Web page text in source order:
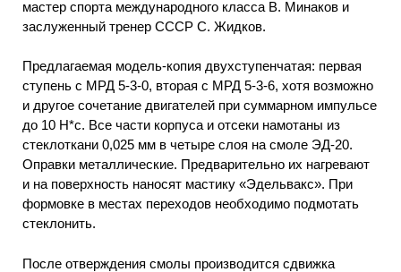
мастер спорта международного класса В. Минаков и
заслуженный тренер СССР С. Жидков.
Предлагаемая модель-копия двухступенчатая: первая
ступень с МРД 5-3-0, вторая с МРД 5-3-6, хотя возможно
и другое сочетание двигателей при суммарном импульсе
до 10 Н*с. Все части корпуса и отсеки намотаны из
стеклоткани 0,025 мм в четыре слоя на смоле ЭД-20.
Оправки металлические. Предварительно их нагревают
и на поверхность наносят мастику «Эдельвакс». При
формовке в местах переходов необходимо подмотать
стеклонить.
После отверждения смолы производится сдвижка